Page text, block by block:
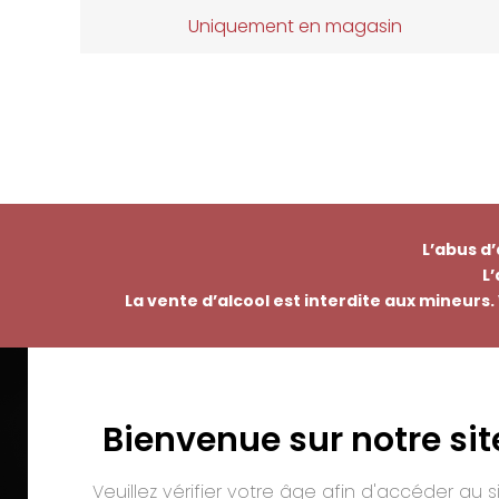
Uniquement en magasin
L’abus
La vente d’alcool est interdite aux
Bienvenue sur notre
Veuillez vérifier votre âge afin d'accéder au
EMMANUEL NASTI